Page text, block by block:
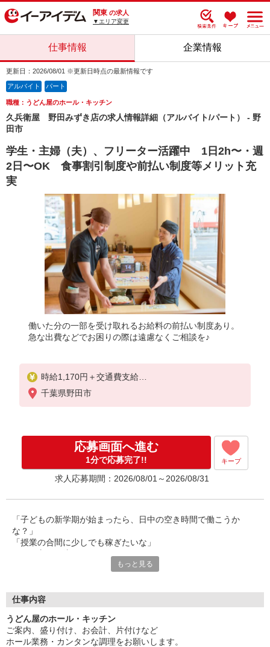
関東 の求人
▼エリア変更
仕事情報 企業情報
更新日：2026/08/01 ※更新日時点の最新情報です
アルバイト パート
職種：うどん屋のホール・キッチン
久兵衛屋 野田みずき店の求人情報詳細（アルバイト/パート） - 野
田市
学生・主婦（夫）、フリーター活躍中 1日2h〜・週
2日〜OK 食事割引制度や前払い制度等メリット充
実
働いた分の一部を受け取れるお給料の前払い制度あり。
急な出費などでお困りの際は遠慮なくご相談を♪
時給1,170円＋交通費支給
◆22時以降は時給1,463円
◆高校生は時給1,140円
千葉県野田市
応募画面へ進む
1分で応募完了!! キープ
求人応募期間：2026/08/01～2026/08/31
「子どもの新学期が始まったら、日中の空き時間で働こうか
な？」
「授業の合間に少しでも稼ぎたいな」
無理なくできるレギュラーワーク始めませんか？
プライベートとのバランスもバッチリ！
生活スタイルに合わせた活躍が叶いますよ。
もっと見る
仕事内容
うどん屋のホール・キッチン
ご案内、盛り付け、お会計、片付けなど
ホール業務・カンタンな調理をお願いします。